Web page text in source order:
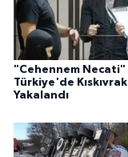
"Cehennem Necati"
Türkiye'de Kıskıvrak
Yakalandı